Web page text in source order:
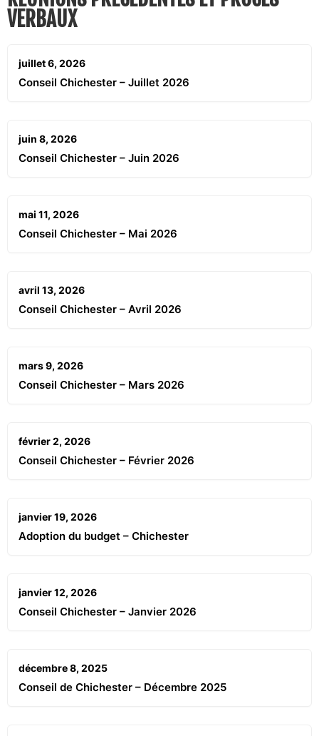
VERBAUX
juillet 6, 2026
Conseil Chichester – Juillet 2026
juin 8, 2026
Conseil Chichester – Juin 2026
mai 11, 2026
Conseil Chichester – Mai 2026
avril 13, 2026
Conseil Chichester – Avril 2026
mars 9, 2026
Conseil Chichester – Mars 2026
février 2, 2026
Conseil Chichester – Février 2026
janvier 19, 2026
Adoption du budget – Chichester
janvier 12, 2026
Conseil Chichester – Janvier 2026
décembre 8, 2025
Conseil de Chichester – Décembre 2025